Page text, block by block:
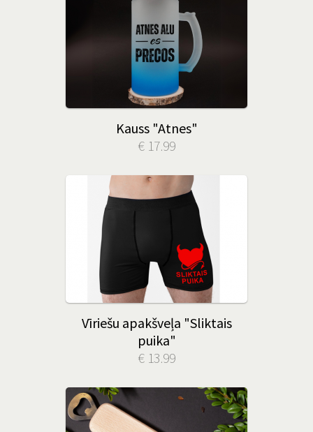
Kauss "Atnes"
€ 17.99
Vīriešu apakšveļa "Sliktais
puika"
€ 13.99